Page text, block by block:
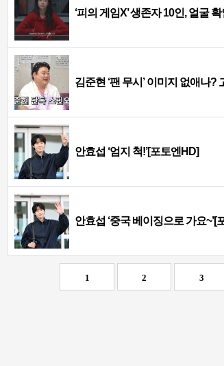
‘피의 게임X’ 생존자 10인, 얼굴
김준현 ‘팬 무시’ 이미지 없애나
안효섭 ‘엄지 척!’[포토엔HD]
안효섭 ‘중국 베이징으로 가요~’[
1 2 3